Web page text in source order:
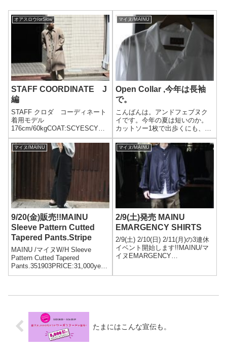
オアスロウ/orSlow
STAFF COORDINATE J
編
STAFF クロダ コーディネート
着用モデル
176cm/60kgCOAT:SCYESCYE
ガンクラブチェック ステンカラ
ー バルマカーンコート(1119-
71040)PRICE:92,000yen+taxJA
CKET:orSloworSl...
マイヌ/MAINU
Open Collar ,今年は長袖
で。
こんばんは。アンドフェブヌク
イです。今年の夏は短いのか。
カットソー1枚で出歩くにも、ま
だ肌寒い日が続きますね。皆さ
んの大好きのオープンカラーシ
ャツ。本日はMAINUをご紹介。
マイヌ MAINUシャツ コットンオ
ープンカラーシャツCotton...
マイヌ/MAINU
9/20(金)販売!!MAINU
Sleeve Pattern Cutted
Tapered Pants.Stripe
MAINU /マイヌW/H Sleeve
Pattern Cutted Tapered
Pants.351903PRICE:31,000yen+
tax175cm60kg SIZE:2マイヌか
マイヌ/MAINU
2/9(土)発売 MAINU
EMARGENCY SHIRTS
2/9(土) 2/10(日) 2/11(月)の3連休
イベント開始します!!MAINU/マ
イヌEMARGENCY
たまにはこんな宣伝も。